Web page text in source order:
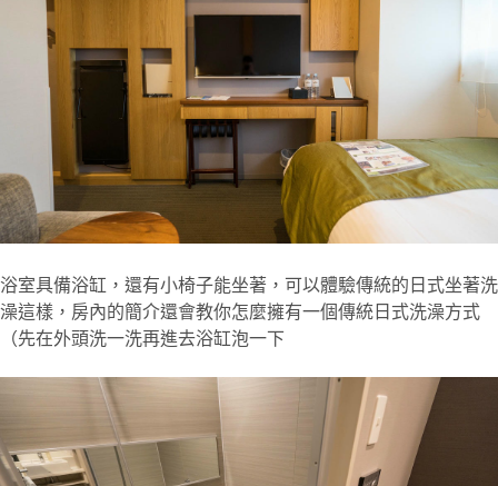
浴室具備浴缸，還有小椅子能坐著，可以體驗傳統的日式坐著洗
澡這樣，房內的簡介還會教你怎麼擁有一個傳統日式洗澡方式
（先在外頭洗一洗再進去浴缸泡一下